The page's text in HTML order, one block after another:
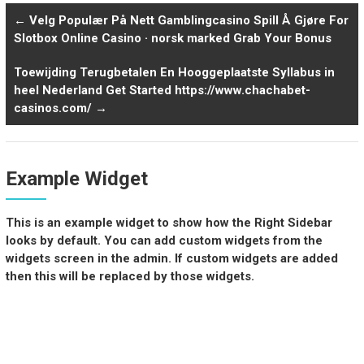
← Velg Populær På Nett Gamblingcasino Spill Å Gjøre For
Slotbox Online Casino · norsk marked Grab Your Bonus
Toewijding Terugbetalen En Hooggeplaatste Syllabus in
heel Nederland Get Started https://www.chachabet-
casinos.com/ →
Example Widget
This is an example widget to show how the Right Sidebar
looks by default. You can add custom widgets from the
widgets screen in the admin. If custom widgets are added
then this will be replaced by those widgets.